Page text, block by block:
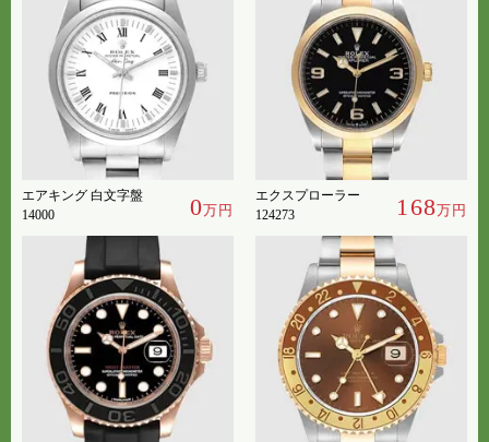
エアキング 白文字盤
14000
0万円
エクスプローラー
124273
168万円